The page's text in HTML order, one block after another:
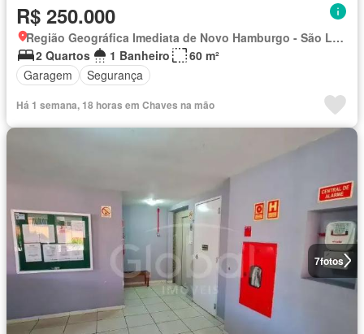
R$ 250.000
Região Geográfica Imediata de Novo Hamburgo - São Leopoldo, Região Metropolitana de Porto Alegre
2 Quartos
1 Banheiro
60 m²
Garagem
Segurança
Há 1 semana, 18 horas em Chaves na mão
7fotos